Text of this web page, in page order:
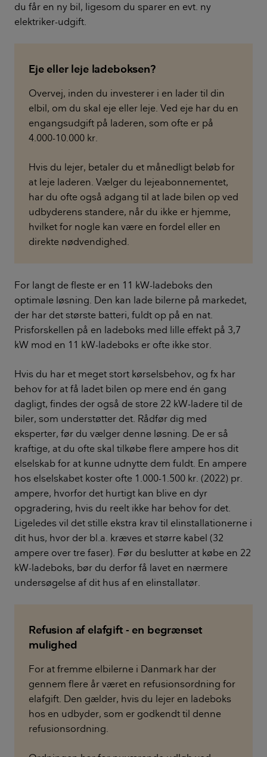
du får en ny bil, ligesom du sparer en evt. ny
elektriker-udgift.
Eje eller leje ladeboksen?
Overvej, inden du investerer i en lader til din
elbil, om du skal eje eller leje. Ved eje har du en
engangsudgift på laderen, som ofte er på
4.000-10.000 kr.
Hvis du lejer, betaler du et månedligt beløb for
at leje laderen. Vælger du lejeabonnementet,
har du ofte også adgang til at lade bilen op ved
udbyderens standere, når du ikke er hjemme,
hvilket for nogle kan være en fordel eller en
direkte nødvendighed.
For langt de fleste er en 11 kW-ladeboks den
optimale løsning. Den kan lade bilerne på markedet,
der har det største batteri, fuldt op på en nat.
Prisforskellen på en ladeboks med lille effekt på 3,7
kW mod en 11 kW-ladeboks er ofte ikke stor.
Hvis du har et meget stort kørselsbehov, og fx har
behov for at få ladet bilen op mere end én gang
dagligt, findes der også de store 22 kW-ladere til de
biler, som understøtter det. Rådfør dig med
eksperter, før du vælger denne løsning. De er så
kraftige, at du ofte skal tilkøbe flere ampere hos dit
elselskab for at kunne udnytte dem fuldt. En ampere
hos elselskabet koster ofte 1.000-1.500 kr. (2022) pr.
ampere, hvorfor det hurtigt kan blive en dyr
opgradering, hvis du reelt ikke har behov for det.
Ligeledes vil det stille ekstra krav til elinstallationerne i
dit hus, hvor der bl.a. kræves et større kabel (32
ampere over tre faser). Før du beslutter at købe en 22
kW-ladeboks, bør du derfor få lavet en nærmere
undersøgelse af dit hus af en elinstallatør.
Refusion af elafgift - en begrænset
mulighed
For at fremme elbilerne i Danmark har der
gennem flere år været en refusionsordning for
elafgift. Den gælder, hvis du lejer en ladeboks
hos en udbyder, som er godkendt til denne
refusionsordning.